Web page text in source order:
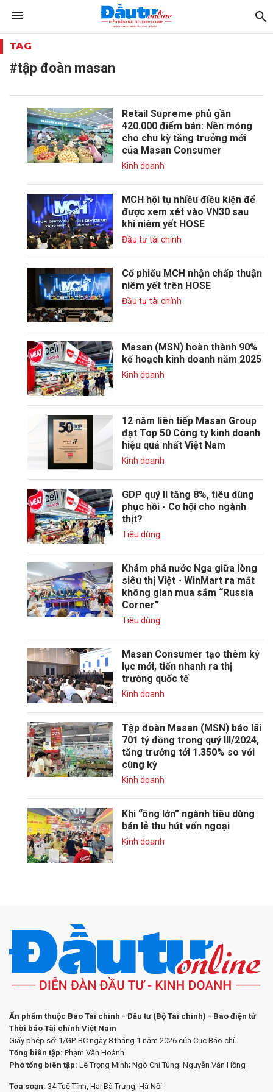
TAG
#tập đoàn masan
Retail Supreme phủ gần
420.000 điểm bán: Nền móng
cho chu kỳ tăng trưởng mới
của Masan Consumer
Kinh doanh
MCH hội tụ nhiều điều kiện để
được xem xét vào VN30 sau
khi niêm yết HOSE
Đầu tư tài chính
Cổ phiếu MCH nhận chấp thuận
niêm yết trên HOSE
Đầu tư tài chính
Masan (MSN) hoàn thành 90%
kế hoạch kinh doanh năm 2025
Kinh doanh
12 năm liên tiếp Masan Group
đạt Top 50 Công ty kinh doanh
hiệu quả nhất Việt Nam
Kinh doanh
GDP quý II tăng 8%, tiêu dùng
phục hồi - Cơ hội cho ngành
thịt?
Tiêu dùng
Khám phá nước Nga giữa lòng
siêu thị Việt - WinMart ra mắt
không gian mua sắm “Russia
Corner”
Tiêu dùng
Masan Consumer tạo thêm kỷ
lục mới, tiến nhanh ra thị
trường quốc tế
Kinh doanh
Tập đoàn Masan (MSN) báo lãi
701 tỷ đồng trong quý III/2024,
tăng trưởng tới 1.350% so với
cùng kỳ
Kinh doanh
Khi “ông lớn” ngành tiêu dùng
bán lẻ thu hút vốn ngoại
Kinh doanh
Ấn phẩm thuộc Báo Tài chính - Đầu tư (Bộ Tài chính) - Báo điện tử
Thời báo Tài chính Việt Nam
Giấy phép số: 1/GP-BC ngày 8 tháng 1 năm 2026 của Cục Báo chí.
Tổng biên tập: Phạm Văn Hoành
Phó tổng biên tập: Lê Trọng Minh; Ngô Chí Tùng; Nguyễn Văn Hồng
Tòa soạn: 34 Tuệ Tĩnh, Hai Bà Trưng, Hà Nội